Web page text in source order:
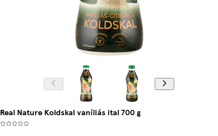
Real Nature Koldskal vaníliás ital 700 g